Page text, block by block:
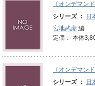
〔オンデマン
シリーズ ：
日
宮地武彦 編
定価： 本体
〔オンデマン
シリーズ ：
日